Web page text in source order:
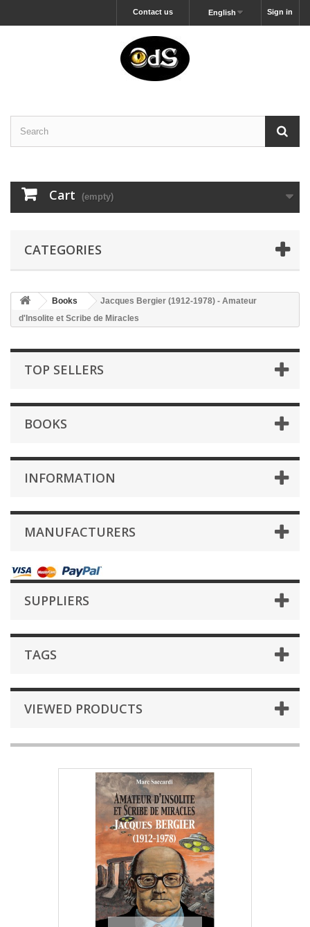
Sign in
English
Contact us
Cart (empty)
CATEGORIES
Books
Jacques Bergier (1912-1978) - Amateur
d'Insolite et Scribe de Miracles
TOP SELLERS
BOOKS
INFORMATION
MANUFACTURERS
SUPPLIERS
TAGS
VIEWED PRODUCTS